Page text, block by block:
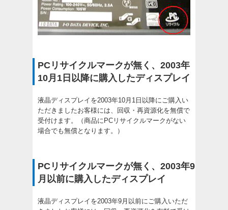
PCリサイクルマークが無く、2003年
10月1日以降に購入したディスプレイ
液晶ディスプレイを2003年10月1日以降にご購入い
ただきましたお客様には、回収・再資源化を無償で
受付けます。（商品にPCリサイクルマークがない
場合でも無償となります。）
PCリサイクルマークが無く、2003年9
月以前に購入したディスプレイ
液晶ディスプレイを2003年9月以前にご購入いただ